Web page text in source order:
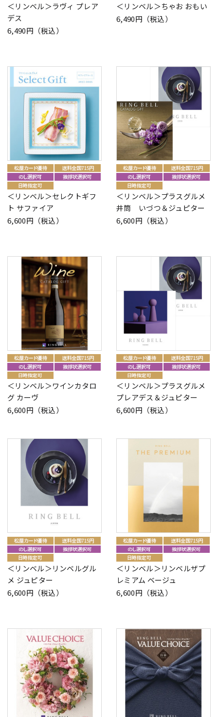
＜リンベル＞ラヴィ プレア
デス
6,490円（税込）
＜リンベル＞ちゃお おもい
6,490円（税込）
＜リンベル＞セレクトギフ
ト サファイア
6,600円（税込）
＜リンベル＞プラスグルメ
井筒 いづつ＆ジュピター
6,600円（税込）
＜リンベル＞ワインカタロ
グ カーヴ
6,600円（税込）
＜リンベル＞プラスグルメ
プレアデス＆ジュピター
6,600円（税込）
＜リンベル＞リンベルグル
メ ジュピター
6,600円（税込）
＜リンベル＞リンベルザプ
レミアム ベージュ
6,600円（税込）